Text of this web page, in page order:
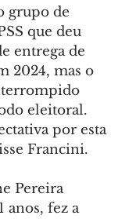
grupo de
que deu
entrega de
2024, mas o
eleitoral.
por esta
Francini.
Pereira
anos, fez a